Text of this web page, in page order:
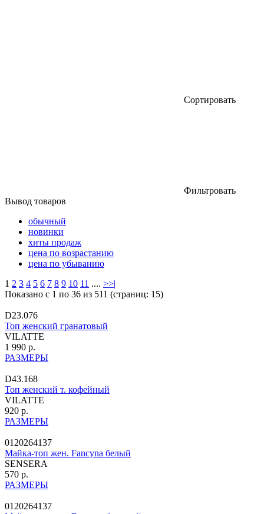
Сортировать
Фильтровать
Вывод товаров
обычный
новинки
хиты продаж
цена по возрастанию
цена по убыванию
1 2 3 4 5 6 7 8 9 10 11 .... >>|
Показано с 1 по 36 из 511 (страниц: 15)
D23.076
Топ женский гранатовый
VILATTE
1 990 р.
РАЗМЕРЫ
D43.168
Топ женский т. кофейный
VILATTE
920 р.
РАЗМЕРЫ
0120264137
Майка-топ жен. Fancyna белый
SENSERA
570 р.
РАЗМЕРЫ
0120264137